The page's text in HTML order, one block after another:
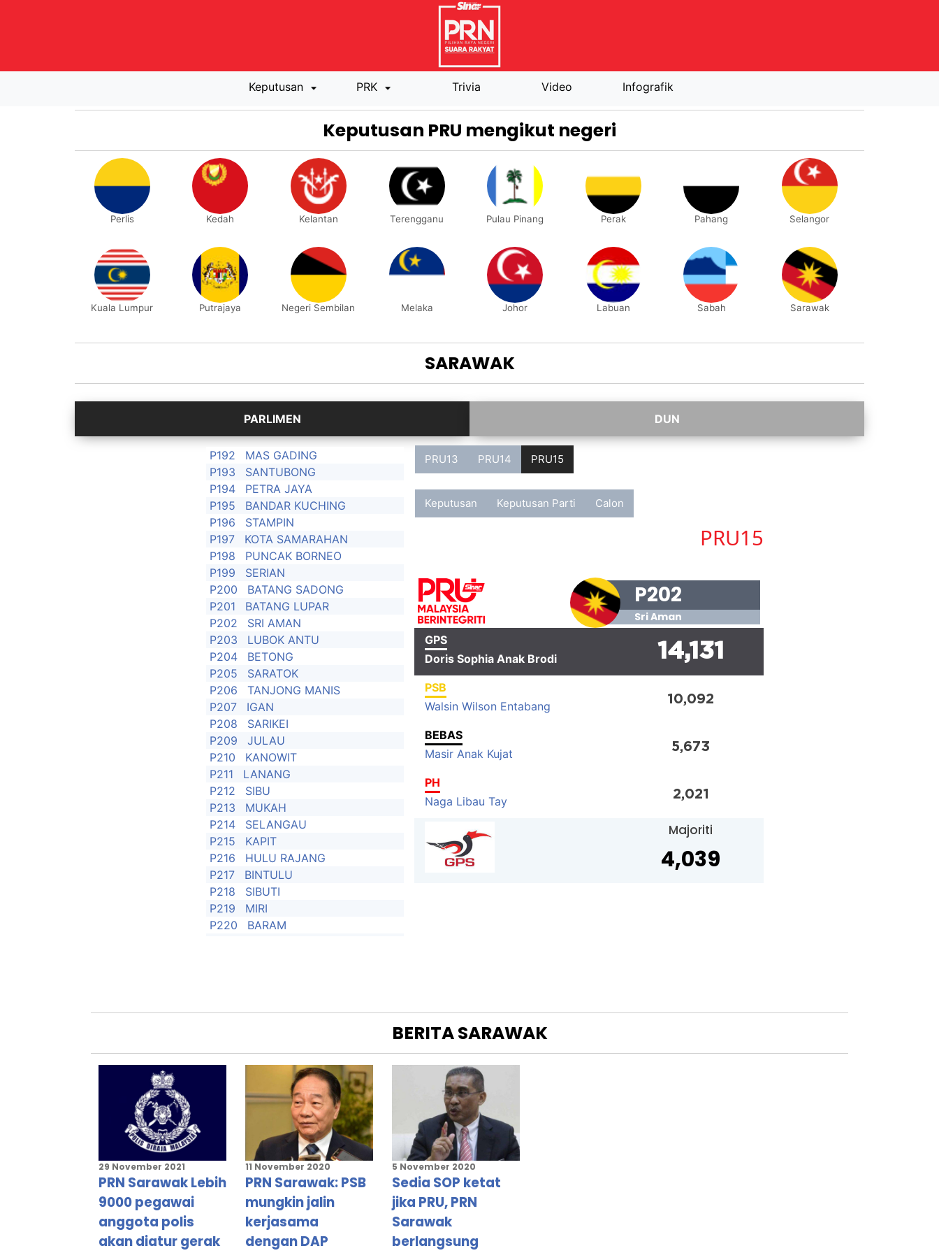
Keputusan PRK Trivia Video Infografik
Keputusan PRU mengikut negeri
Perlis Kedah Kelantan Terengganu Pulau Pinang Perak Pahang Selangor
Kuala Lumpur Putrajaya Negeri Sembilan Melaka Johor Labuan Sabah Sarawak
SARAWAK
P192
MAS GADING
P193
SANTUBONG
P194
PETRA JAYA
P195
BANDAR KUCHING
P196
STAMPIN
P197
KOTA SAMARAHAN
P198
PUNCAK BORNEO
P199
SERIAN
P200
BATANG SADONG
P201
BATANG LUPAR
P202
SRI AMAN
P203
LUBOK ANTU
P204
BETONG
P205
SARATOK
P206
TANJONG MANIS
P207
IGAN
P208
SARIKEI
P209
JULAU
P210
KANOWIT
P211
LANANG
P212
SIBU
P213
MUKAH
P214
SELANGAU
P215
KAPIT
P216
HULU RAJANG
P217
BINTULU
P218
SIBUTI
P219
MIRI
P220
BARAM
PRU13 PRU14 PRU15
Keputusan Keputusan Parti Calon
PRU15
P202
Sri Aman
GPS
Doris Sophia Anak Brodi
14,131
PSB
Walsin Wilson Entabang
10,092
BEBAS
Masir Anak Kujat
5,673
PH
Naga Libau Tay
2,021
Majoriti
4,039
BERITASARAWAK
29 November 2021
PRN Sarawak Lebih
9000 pegawai
anggota polis
akan diatur gerak
11 November 2020
PRN Sarawak: PSB
mungkin jalin
kerjasama
dengan DAP
5 November 2020
Sedia SOP ketat
jika PRU, PRN
Sarawak
berlangsung